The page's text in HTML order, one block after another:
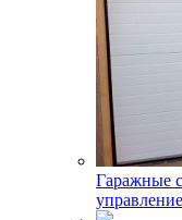
Гаражные